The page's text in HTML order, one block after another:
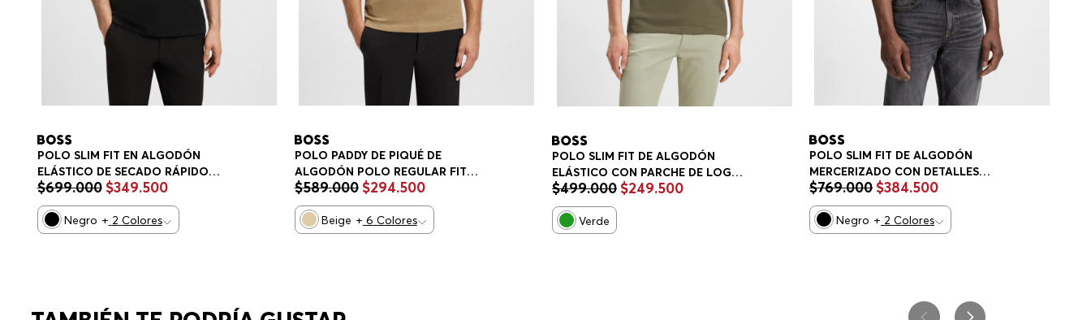
POLO SLIM FIT EN ALGODÓN
ELÁSTICO DE SECADO RÁPIDO
POLO SLIM FIT HOMBRE
$699.000 $349.500
Negro + 2 Colores
POLO PADDY DE PIQUÉ DE
ALGODÓN POLO REGULAR FIT
HOMBRE
$589.000 $294.500
Beige + 6 Colores
POLO SLIM FIT DE ALGODÓN
ELÁSTICO CON PARCHE DE LOGO
POLO SLIM FIT HOMBRE
$499.000 $249.500
Verde
POLO SLIM FIT DE ALGODÓN
MERCERIZADO CON DETALLES
ESTRUCTURADOS POLO SLIM FIT
HOMBRE
$769.000 $384.500
Negro + 2 Colores